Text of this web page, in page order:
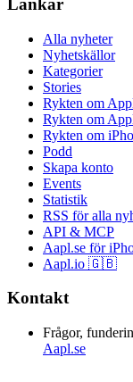
Länkar
Alla nyheter
Nyhetskällor
Kategorier
Stories
Rykten om
Rykten om
Rykten om
Podd
Skapa konto
Events
Statistik
RSS för alla
API & MCP
Aapl.se för
Aapl.io 🇬🇧
Kontakt
Frågor,
Aapl.se